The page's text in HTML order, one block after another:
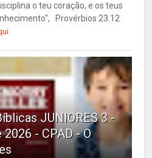
o teu coração, e os teus
Provérbios 23.12
JUNIORES 3 -
- CPAD - O